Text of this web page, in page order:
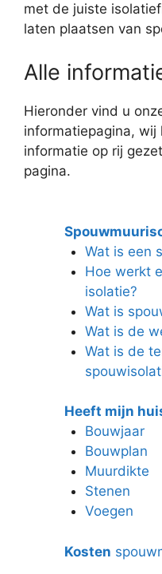
met de juiste
laten plaatsen van
Alle
Hieronder vind u
informatiepagina, wij
informatie op rij
pagina.
Wat is een
Hoe werkt
isolatie?
Wat is
Wat is de
Wat is de
Heeft mijn
Bouwjaar
Bouwplan
Muurdikte
Stenen
Voegen
Kosten